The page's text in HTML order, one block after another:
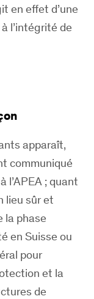
en effet d’une
l’intégrité de
apparaît,
communiqué
l’APEA ; quant
lieu sûr et
la phase
en Suisse ou
pour
et la
de